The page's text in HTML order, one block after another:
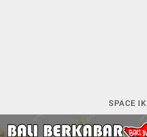
SPACE